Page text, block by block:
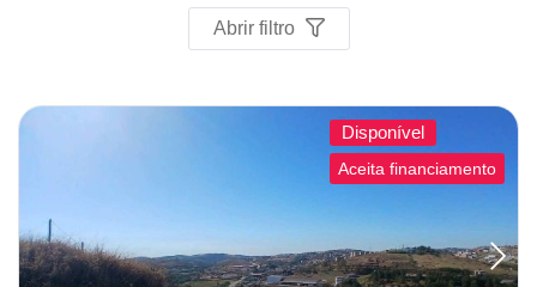
Abrir filtro
Disponível
Aceita financiamento